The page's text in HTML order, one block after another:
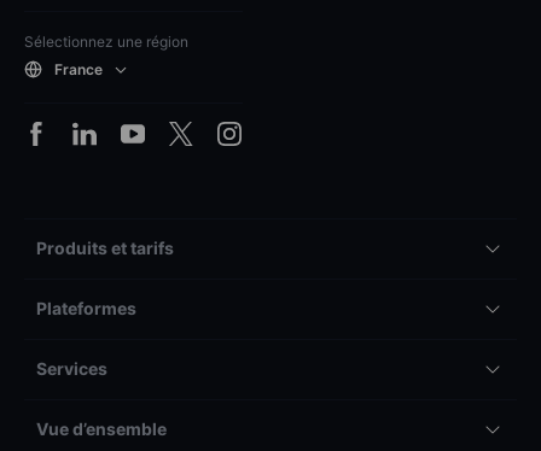
Sélectionnez une région
France
Produits et tarifs
Plateformes
Services
Vue d’ensemble